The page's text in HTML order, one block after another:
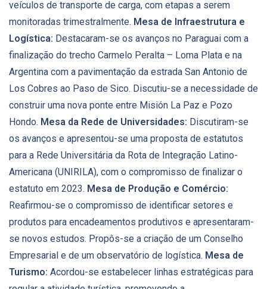
veículos de transporte de carga, com etapas a serem
monitoradas trimestralmente. Mesa de Infraestrutura e
Logística: Destacaram-se os avanços no Paraguai com a
finalização do trecho Carmelo Peralta – Loma Plata e na
Argentina com a pavimentação da estrada San Antonio de
Los Cobres ao Paso de Sico. Discutiu-se a necessidade de
construir uma nova ponte entre Misión La Paz e Pozo
Hondo. Mesa da Rede de Universidades: Discutiram-se
os avanços e apresentou-se uma proposta de estatutos
para a Rede Universitária da Rota de Integração Latino-
Americana (UNIRILA), com o compromisso de finalizar o
estatuto em 2023. Mesa de Produção e Comércio:
Reafirmou-se o compromisso de identificar setores e
produtos para encadeamentos produtivos e apresentaram-
se novos estudos. Propôs-se a criação de um Conselho
Empresarial e de um observatório de logística. Mesa de
Turismo: Acordou-se estabelecer linhas estratégicas para